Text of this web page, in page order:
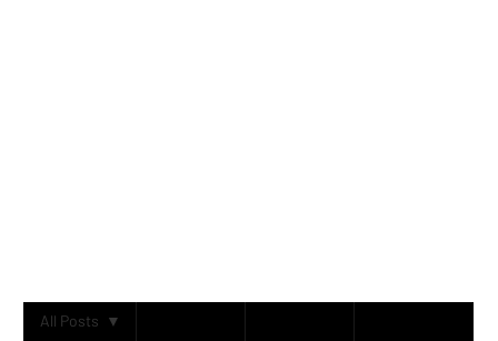
All Posts